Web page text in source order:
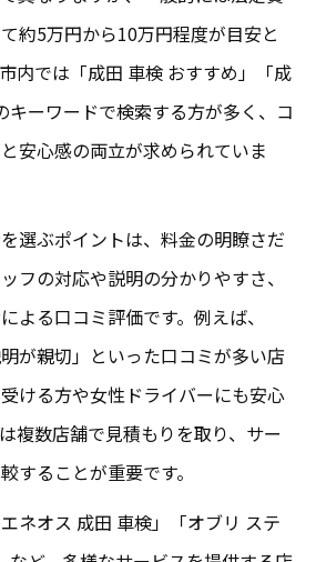
約5万円から10万円程度が目安と
内では「成田 車検 おすすめ」「成
キーワードで検索する方が多く、コ
安心感の両立が求められていま
選ぶポイントは、料金の明瞭さだ
フの対応や説明の分かりやすさ、
よる口コミ評価です。例えば、
明が親切」といった口コミが多い店
ける方や女性ドライバーにも安心
複数店舗で見積もりを取り、サー
することが重要です。
ネオス 成田 車検」「オブリ ステ